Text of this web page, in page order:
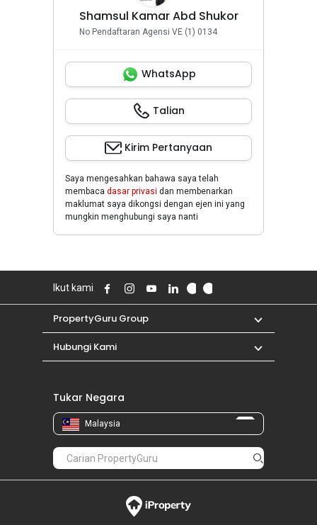
Shamsul Kamar Abd Shukor
No Pendaftaran Agensi VE (1) 0134
WhatsApp
Talian
Kirim Pertanyaan
Saya mengesahkan bahawa saya telah
membaca dasar privasi dan membenarkan
maklumat saya dikongsi dengan ejen ini yang
mungkin menghubungi saya nanti
Ikut kami
PropertyGuru Group
Hubungi Kami
Tukar Negara
Malaysia